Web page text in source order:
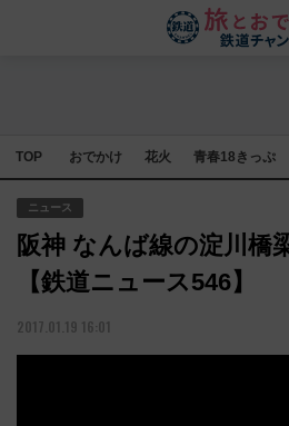
TOP おでかけ 花火 青春18きっぷ
ニュース
阪神 なんば線の淀川橋
【鉄道ニュース546】
2017.01.19 16:01